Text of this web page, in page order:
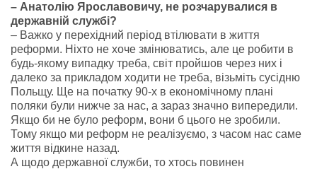
– Анатолію Ярославовичу, не розчарувалися в
державній службі?
– Важко у перехідний період втілювати в життя
реформи. Ніхто не хоче змінюватись, але це робити в
будь-якому випадку треба, світ пройшов через них і
далеко за прикладом ходити не треба, візьміть сусідню
Польщу. Ще на початку 90-х в економічному плані
поляки були нижче за нас, а зараз значно випередили.
Якщо би не було реформ, вони б цього не зробили.
Тому якщо ми реформ не реалізуємо, з часом нас саме
життя відкине назад.
А щодо державної служби, то хтось повинен